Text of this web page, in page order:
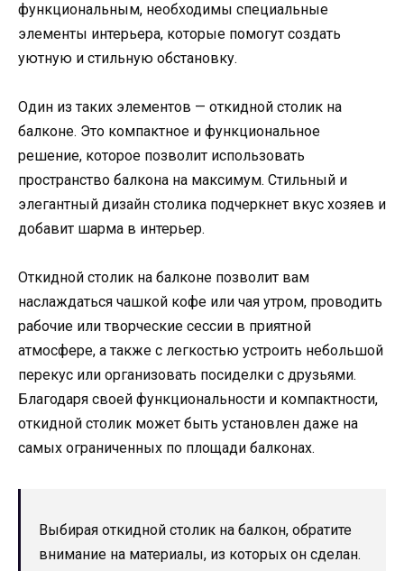
функциональным, необходимы специальные
элементы интерьера, которые помогут создать
уютную и стильную обстановку.
Один из таких элементов — откидной столик на
балконе. Это компактное и функциональное
решение, которое позволит использовать
пространство балкона на максимум. Стильный и
элегантный дизайн столика подчеркнет вкус хозяев и
добавит шарма в интерьер.
Откидной столик на балконе позволит вам
наслаждаться чашкой кофе или чая утром, проводить
рабочие или творческие сессии в приятной
атмосфере, а также с легкостью устроить небольшой
перекус или организовать посиделки с друзьями.
Благодаря своей функциональности и компактности,
откидной столик может быть установлен даже на
самых ограниченных по площади балконах.
Выбирая откидной столик на балкон, обратите
внимание на материалы, из которых он сделан.